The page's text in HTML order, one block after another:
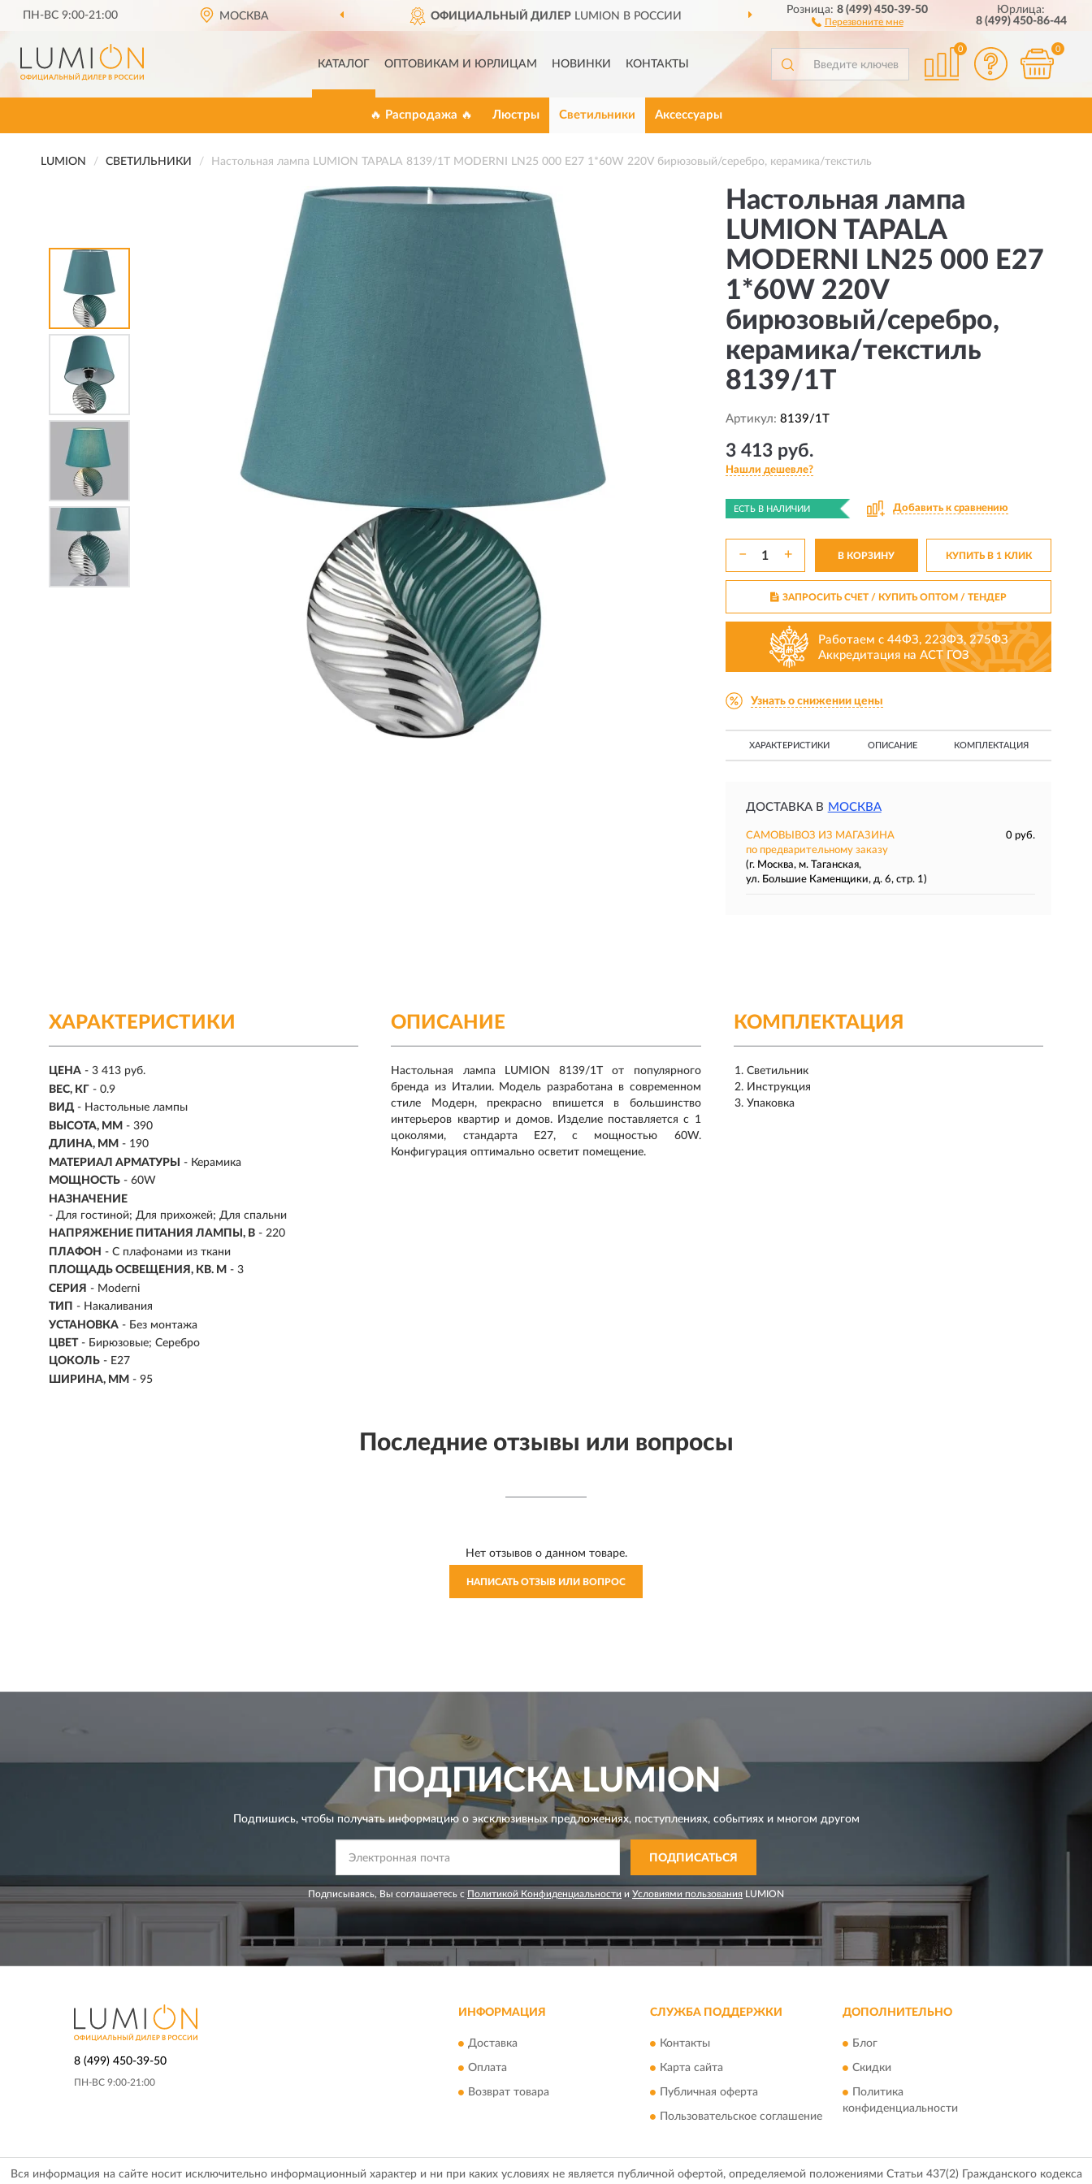
ПН-ВС 9:00-21:00 МОСКВА ОФИЦИАЛЬНЫЙ ДИЛЕР LUMION В РОССИИ ДОСТАВИМ ПО ВСЕЙ РОССИИ
Розница:8 (499) 450-39-50
Перезвоните мне
Юрлица:
8 (499) 450-86-44
КАТАЛОГ ОПТОВИКАМ И ЮРЛИЦАМ НОВИНКИ КОНТАКТЫ
0 0
🔥 Распродажа 🔥 Люстры Светильники Аксессуары
LUMION СВЕТИЛЬНИКИ Настольная лампа LUMION TAPALA 8139/1T MODERNI LN25 000 Е27 1*60W 220V бирюзовый/серебро, керамика/текстиль
Настольная лампа
LUMION TAPALA
MODERNI LN25 000 Е27
1*60W 220V
бирюзовый/серебро,
керамика/текстиль
8139/1T
Артикул: 8139/1T
3 413 руб.
Нашли дешевле?
ЕСТЬ В НАЛИЧИИ Добавить к сравнению
− + В КОРЗИНУ КУПИТЬ В 1 КЛИК
ЗАПРОСИТЬ СЧЕТ / КУПИТЬ ОПТОМ/ ТЕНДЕР
Работаем с 44ФЗ, 223ФЗ, 275ФЗ
Аккредитация на АСТ ГОЗ
Узнать о снижении цены
ХАРАКТЕРИСТИКИ ОПИСАНИЕ КОМПЛЕКТАЦИЯ
ДОСТАВКА В МОСКВА
САМОВЫВОЗ ИЗ МАГАЗИНА
0 руб.
по предварительному заказу
(г. Москва, м. Таганская,
ул. Большие Каменщики, д. 6, стр. 1)
ХАРАКТЕРИСТИКИ
ЦЕНА - 3 413 руб.
ВЕС, КГ - 0.9
ВИД - Настольные лампы
ВЫСОТА, ММ - 390
ДЛИНА, ММ - 190
МАТЕРИАЛ АРМАТУРЫ
- Керамика
МОЩНОСТЬ - 60W
НАЗНАЧЕНИЕ
- Для гостиной; Для прихожей; Для спальни
НАПРЯЖЕНИЕ ПИТАНИЯ ЛАМПЫ, В - 220
ПЛАФОН - С плафонами из ткани
ПЛОЩАДЬ ОСВЕЩЕНИЯ, КВ. М - 3
СЕРИЯ - Moderni
ТИП - Накаливания
УСТАНОВКА - Без монтажа
ЦВЕТ - Бирюзовые; Серебро
ЦОКОЛЬ - E27
ШИРИНА, ММ - 95
КОМПЛЕКТАЦИЯ
Светильник
Инструкция
Упаковка
ОПИСАНИЕ
Настольная лампа LUMION 8139/1Т от популярного
бренда из Италии. Модель разработана в современном
стиле Модерн, прекрасно впишется в большинство
интерьеров квартир и домов. Изделие поставляется с 1
цоколями, стандарта E27, с мощностью 60W.
Конфигурация оптимально осветит помещение.
Последние отзывы или вопросы
Нет отзывов о данном товаре.
НАПИСАТЬ ОТЗЫВ ИЛИ ВОПРОС
ПОДПИСКАLUMION
Подпишись, чтобы получать информацию о эксклюзивных предложениях,поступлениях, событиях и многом другом
ПОДПИСАТЬСЯ
Подписываясь, Вы соглашаетесь с Политикой Конфиденциальности и Условиями пользования LUMION
8 (499) 450-39-50
ПН-ВС 9:00-21:00
ИНФОРМАЦИЯ
Доставка
Оплата
Возврат товара
СЛУЖБА ПОДДЕРЖКИ
Контакты
Карта сайта
Публичная оферта
Пользовательское соглашение
ДОПОЛНИТЕЛЬНО
Блог
Скидки
Политика
конфиденциальности
Вся информация на сайте носит исключительно информационный характер и ни при каких условиях не является публичной офертой, определяемой положениями Статьи 437(2) Гражданского кодекса